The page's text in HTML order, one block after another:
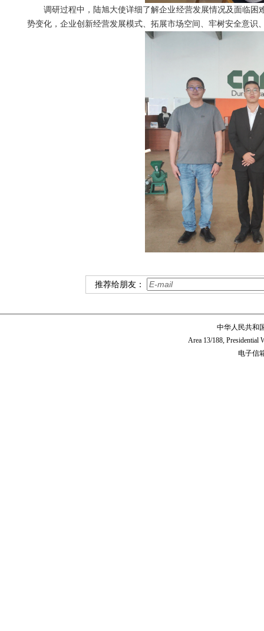
调研过程中，陆旭大使详细了解企业经营发展情况及面临
势变化，企业创新经营发展模式、拓展市场空间、牢树安全意识
推荐给朋友：
中华人民共和
Area 13/188, Presidential
电子信